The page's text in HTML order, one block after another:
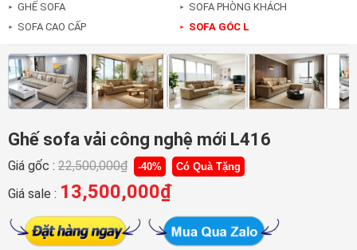
PHÒNG ĂN
PHÒNG NGỦ ▼
PHÒNG KHÁCH
► GHẾ SOFA
► SOFA CAO CẤP
► SOFA PHÒNG KHÁCH
► SOFA GÓC L
Ghế sofa vải công nghệ mới L416
Giá gốc : 22,500,000₫ -40% Có Quà Tặng
Giá sale : 13,500,000₫